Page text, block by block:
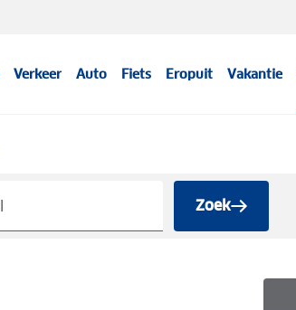
Verkeer Auto Fiets Eropuit Vakantie
Zoek